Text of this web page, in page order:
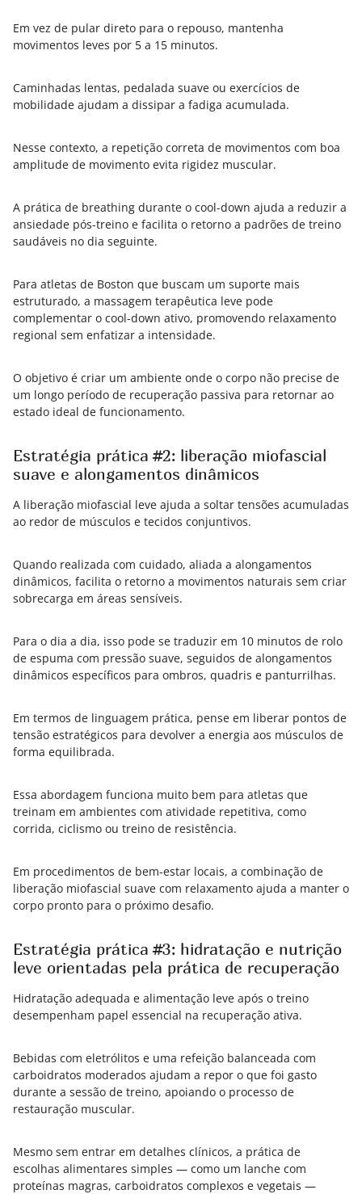
Em vez de pular direto para o repouso, mantenha
movimentos leves por 5 a 15 minutos.
Caminhadas lentas, pedalada suave ou exercícios de
mobilidade ajudam a dissipar a fadiga acumulada.
Nesse contexto, a repetição correta de movimentos com boa
amplitude de movimento evita rigidez muscular.
A prática de breathing durante o cool-down ajuda a reduzir a
ansiedade pós-treino e facilita o retorno a padrões de treino
saudáveis no dia seguinte.
Para atletas de Boston que buscam um suporte mais
estruturado, a massagem terapêutica leve pode
complementar o cool-down ativo, promovendo relaxamento
regional sem enfatizar a intensidade.
O objetivo é criar um ambiente onde o corpo não precise de
um longo período de recuperação passiva para retornar ao
estado ideal de funcionamento.
Estratégia prática #2: liberação miofascial
suave e alongamentos dinâmicos
A liberação miofascial leve ajuda a soltar tensões acumuladas
ao redor de músculos e tecidos conjuntivos.
Quando realizada com cuidado, aliada a alongamentos
dinâmicos, facilita o retorno a movimentos naturais sem criar
sobrecarga em áreas sensíveis.
Para o dia a dia, isso pode se traduzir em 10 minutos de rolo
de espuma com pressão suave, seguidos de alongamentos
dinâmicos específicos para ombros, quadris e panturrilhas.
Em termos de linguagem prática, pense em liberar pontos de
tensão estratégicos para devolver a energia aos músculos de
forma equilibrada.
Essa abordagem funciona muito bem para atletas que
treinam em ambientes com atividade repetitiva, como
corrida, ciclismo ou treino de resistência.
Em procedimentos de bem-estar locais, a combinação de
liberação miofascial suave com relaxamento ajuda a manter o
corpo pronto para o próximo desafio.
Estratégia prática #3: hidratação e nutrição
leve orientadas pela prática de recuperação
Hidratação adequada e alimentação leve após o treino
desempenham papel essencial na recuperação ativa.
Bebidas com eletrólitos e uma refeição balanceada com
carboidratos moderados ajudam a repor o que foi gasto
durante a sessão de treino, apoiando o processo de
restauração muscular.
Mesmo sem entrar em detalhes clínicos, a prática de
escolhas alimentares simples — como um lanche com
proteínas magras, carboidratos complexos e vegetais —